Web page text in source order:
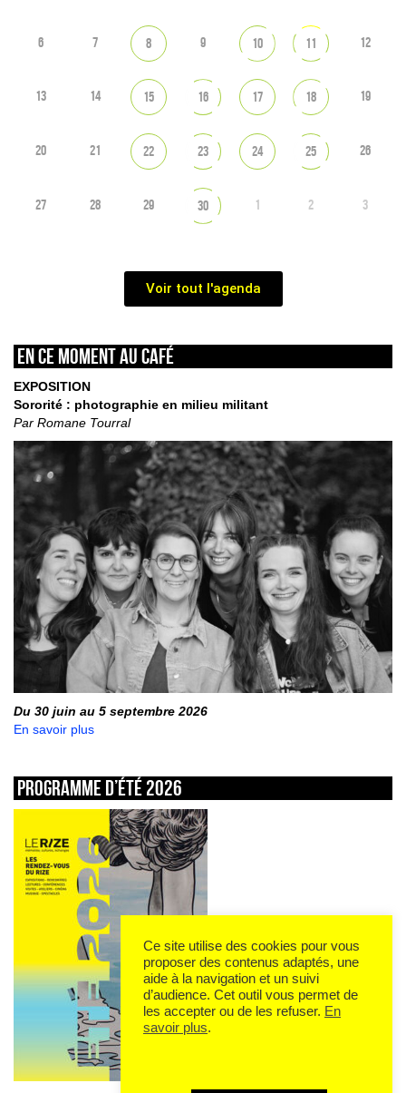
6 7 8 9 10 11 12
13 14 15 16 17 18 19
20 21 22 23 24 25 26
27 28 29 30 1 2 3
Voir tout l'agenda
En ce moment au café
EXPOSITION
Sororité : photographie en milieu militant
Par Romane Tourral
Du 30 juin au 5 septembre 2026
En savoir plus
Programme d’été 2026
Ce site utilise des cookies pour vous
proposer des contenus adaptés, une
aide à la navigation et un suivi
d’audience. Cet outil vous permet de
les accepter ou de les refuser. En
savoir plus.